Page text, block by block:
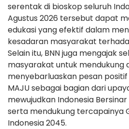
serentak di bioskop seluruh
Agustus 2026 tersebut dapat
edukasi yang efektif dalam
kesadaran masyarakat
Selain itu, BNN juga mengajak
masyarakat untuk mendukung
menyebarluaskan pesan
MAJU sebagai bagian dari
mewujudkan Indonesia
serta mendukung tercapainya
Indonesia 2045.